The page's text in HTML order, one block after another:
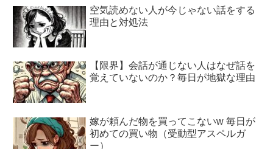
空気読めない人が今じゃない話をする
理由と対処法
【限界】会話が通じない人はなぜ話を
覚えていないのか？毎日が地獄な理由
嫁が頼んだ物を買ってこないw 毎日が
初めての買い物（受動型アスペルガ
ー）